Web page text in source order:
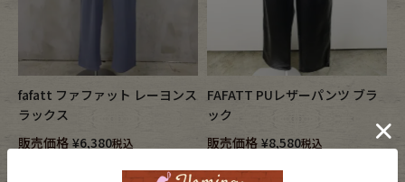
fafatt ファファット レーヨンス
ラックス
販売価格 ¥6,380税込
在庫切れ
FAFATT PUレザーパンツ ブラ
ック
販売価格 ¥8,580税込
在庫切れ